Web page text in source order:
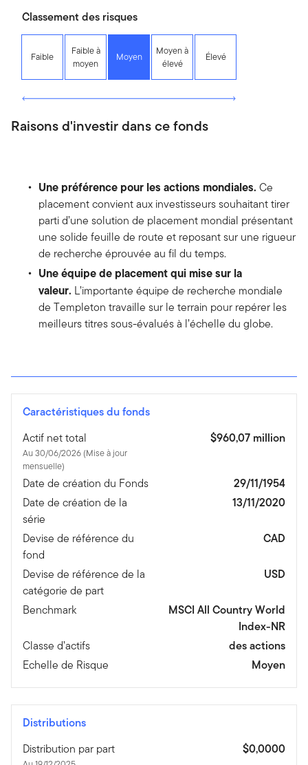
Classement des risques
Faible
Faible à
moyen
Moyen
Moyen à
élevé
Élevé
Raisons d'investir dans ce fonds
Une préférence pour les actions mondiales. Ce
placement convient aux investisseurs souhaitant tirer
parti d’une solution de placement mondial présentant
une solide feuille de route et reposant sur une rigueur
de recherche éprouvée au fil du temps.
Une équipe de placement qui mise sur la
valeur. L’importante équipe de recherche mondiale
de Templeton travaille sur le terrain pour repérer les
meilleurs titres sous-évalués à l’échelle du globe.
Caractéristiques du fonds
Actif net total
Au 30/06/2026 (Mise à jour
mensuelle)
$960,07 million
Date de création du Fonds
29/11/1954
Date de création de la
série
13/11/2020
Devise de référence du
fond
CAD
Devise de référence de la
catégorie de part
USD
Benchmark
MSCI All Country World
Index-NR
Classe d’actifs
des actions
Echelle de Risque
Moyen
Distributions
Distribution par part
$0,0000